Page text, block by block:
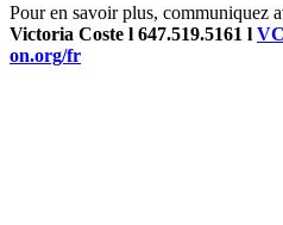
Pour en savoir plus, communiquez
Victoria Coste l 647.519.5161 l
on.org/fr